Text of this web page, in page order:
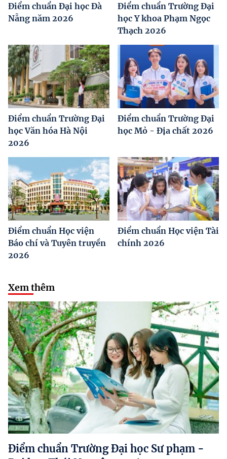
Điểm chuẩn Đại học Đà
Nẵng năm 2026
Điểm chuẩn Trường Đại
học Y khoa Phạm Ngọc
Thạch 2026
Điểm chuẩn Trường Đại
học Văn hóa Hà Nội
2026
Điểm chuẩn Trường Đại
học Mỏ - Địa chất 2026
Điểm chuẩn Học viện
Báo chí và Tuyên truyền
2026
Điểm chuẩn Học viện Tài
chính 2026
Xem thêm
Điểm chuẩn Trường Đại học Sư phạm -